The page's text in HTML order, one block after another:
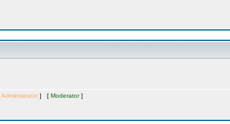
Administrator ] [ Moderator]